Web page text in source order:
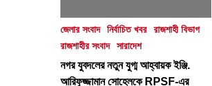
জেলার সংবাদ নির্বাচিত খবর
রাজশাহী বিভাগ
রাজশাহীর সংবাদ
সারাদেশ
নগর যুবদলের নতুন যুগ্ম আহ্বায়ক ইঞ্জি.
আরিফুজ্জামান সোহেলকে RPSF-এর